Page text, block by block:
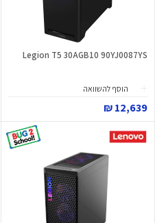
Legion T5 30AGB10 90YJ0087YS
הוסף להשוואה
12,639 ₪